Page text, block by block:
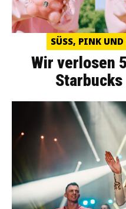
SÜSS, PINK
Wir verlosen